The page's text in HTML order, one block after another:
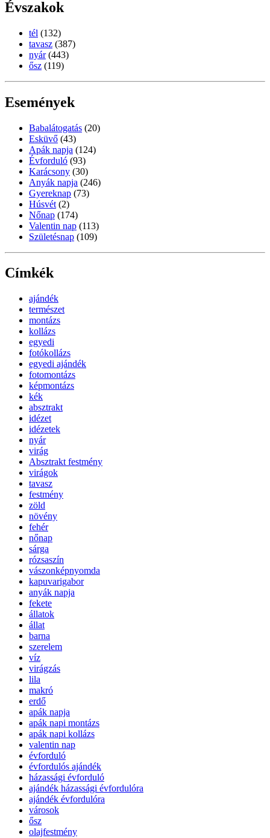
Évszakok
tél (132)
tavasz (387)
nyár (443)
ősz (119)
Események
Babalátogatás (20)
Esküvő (43)
Apák napja (124)
Évforduló (93)
Karácsony (30)
Anyák napja (246)
Gyereknap (73)
Húsvét (2)
Nőnap (174)
Valentin nap (113)
Születésnap (109)
Címkék
ajándék
természet
montázs
kollázs
egyedi
fotókollázs
egyedi ajándék
fotomontázs
képmontázs
kék
absztrakt
idézet
idézetek
nyár
virág
Absztrakt festmény
virágok
tavasz
festmény
zöld
növény
fehér
nőnap
sárga
rózsaszín
vászonképnyomda
kapuvarigabor
anyák napja
fekete
állatok
állat
barna
szerelem
víz
virágzás
lila
makró
erdő
apák napja
apák napi montázs
apák napi kollázs
valentin nap
évforduló
évfordulós ajándék
házassági évforduló
ajándék házassági évfordulóra
ajándék évfordulóra
városok
ősz
olajfestmény